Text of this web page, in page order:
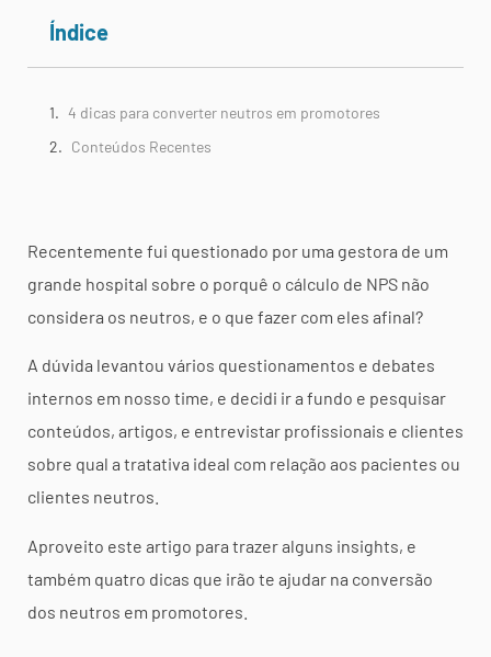
Índice
4 dicas para converter neutros em promotores
Conteúdos Recentes
Recentemente fui questionado por uma gestora de um
grande hospital sobre o porquê o cálculo de NPS não
considera os neutros, e o que fazer com eles afinal?
A dúvida levantou vários questionamentos e debates
internos em nosso time, e decidi ir a fundo e pesquisar
conteúdos, artigos, e entrevistar profissionais e clientes
sobre qual a tratativa ideal com relação aos pacientes ou
clientes neutros.
Aproveito este artigo para trazer alguns insights, e
também quatro dicas que irão te ajudar na conversão
dos neutros em promotores.